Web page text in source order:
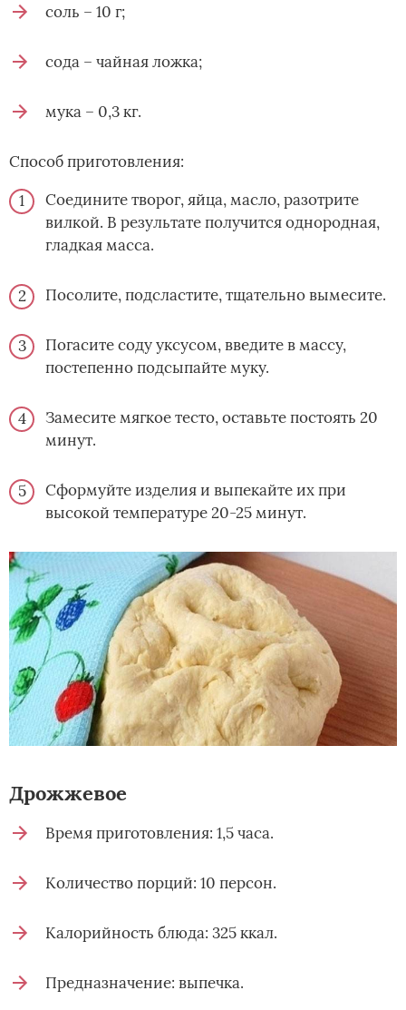
соль – 10 г;
сода – чайная ложка;
мука – 0,3 кг.
Способ приготовления:
Соедините творог, яйца, масло, разотрите
вилкой. В результате получится однородная,
гладкая масса.
Посолите, подсластите, тщательно вымесите.
Погасите соду уксусом, введите в массу,
постепенно подсыпайте муку.
Замесите мягкое тесто, оставьте постоять 20
минут.
Сформуйте изделия и выпекайте их при
высокой температуре 20-25 минут.
Дрожжевое­
Время приготовления: 1,5 часа.
Количество порций: 10 персон.
Калорийность блюда: 325 ккал.
Предназначение: выпечка.